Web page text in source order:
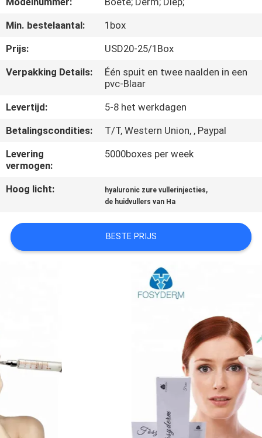
NEEM
CONTACT
MET
OP
NIEUWS
GEVALLEN
VRAAG
EEN
SITEMAP
PRIVACY
POLICY
Min. bestelaantal:
1box
Prijs:
USD20-25/1Box
Verpakking Details:
Één spuit en twee naalden in een
pvc-Blaar
Levertijd:
5-8 het werkdagen
Betalingscondities:
T/T, Western Union, , Paypal
Levering
vermogen:
5000boxes per week
Hoog licht: hyaluronic zure vullerinjecties,
de huidvullers van Ha
BESTE PRIJS